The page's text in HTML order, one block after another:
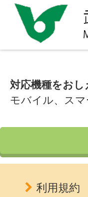
対応機種をお
モバイル、ス
利用規約